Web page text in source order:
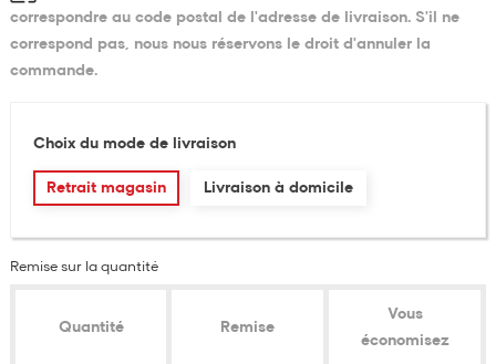
correspondre au code postal de l'adresse de livraison. S'il ne
correspond pas, nous nous réservons le droit d'annuler la
commande.
Choix du mode de livraison
Retrait magasin Livraison à domicile
Remise sur la quantité
Quantité Remise
Vous
économisez